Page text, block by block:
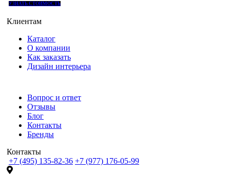
УЗНАТЬ СТОИМОСТЬ
Клиентам
Каталог
О компании
Как заказать
Дизайн интерьера
Вопрос и ответ
Отзывы
Блог
Контакты
Бренды
Контакты
+7 (495) 135-82-36 +7 (977) 176-05-99